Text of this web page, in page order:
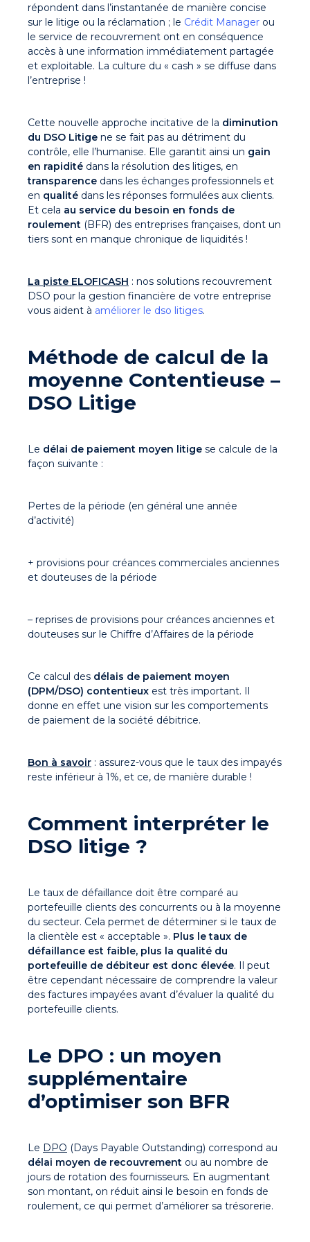
répondent dans l’instantanée de manière concise
sur le litige ou la réclamation ; le Crédit Manager ou
le service de recouvrement ont en conséquence
accès à une information immédiatement partagée
et exploitable. La culture du « cash » se diffuse dans
l’entreprise !
Cette nouvelle approche incitative de la diminution
du DSO Litige ne se fait pas au détriment du
contrôle, elle l’humanise. Elle garantit ainsi un gain
en rapidité dans la résolution des litiges, en
transparence dans les échanges professionnels et
en qualité dans les réponses formulées aux clients.
Et cela au service du besoin en fonds de
roulement (BFR) des entreprises françaises, dont un
tiers sont en manque chronique de liquidités !
La piste ELOFICASH : nos solutions recouvrement
DSO pour la gestion financière de votre entreprise
vous aident à améliorer le dso litiges.
Méthode de calcul de la
moyenne Contentieuse –
DSO Litige
Le délai de paiement moyen litige se calcule de la
façon suivante :
Pertes de la période (en général une année
d’activité)
+ provisions pour créances commerciales anciennes
et douteuses de la période
– reprises de provisions pour créances anciennes et
douteuses sur le Chiffre d’Affaires de la période
Ce calcul des délais de paiement moyen
(DPM/DSO) contentieux est très important. Il
donne en effet une vision sur les comportements
de paiement de la société débitrice.
Bon à savoir : assurez-vous que le taux des impayés
reste inférieur à 1%, et ce, de manière durable !
Comment interpréter le
DSO litige ?
Le taux de défaillance doit être comparé au
portefeuille clients des concurrents ou à la moyenne
du secteur. Cela permet de déterminer si le taux de
la clientèle est « acceptable ». Plus le taux de
défaillance est faible, plus la qualité du
portefeuille de débiteur est donc élevée. Il peut
être cependant nécessaire de comprendre la valeur
des factures impayées avant d’évaluer la qualité du
portefeuille clients.
Le DPO : un moyen
supplémentaire
d’optimiser son BFR
Le DPO (Days Payable Outstanding) correspond au
délai moyen de recouvrement ou au nombre de
jours de rotation des fournisseurs. En augmentant
son montant, on réduit ainsi le besoin en fonds de
roulement, ce qui permet d’améliorer sa trésorerie.